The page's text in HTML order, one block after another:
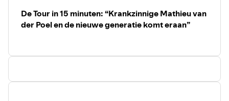
De Tour in 15 minuten: “Krankzinnige Mathieu van
der Poel en de nieuwe generatie komt eraan”